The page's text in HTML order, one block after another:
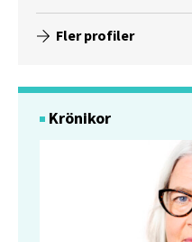
Fler profiler
Krönikor